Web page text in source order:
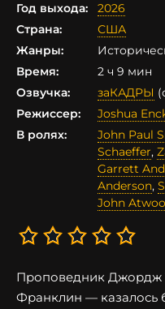
Год выхода:
2026
Страна:
США
Жанры:
Время:
2 ч 9 мин
Озвучка:
заКАДРЫ
Режиссер:
Joshua
В ролях:
John Paul
Schaeffer,
Garrett
Anderson,
John
Проповедник Джордж
Франклин — казалось